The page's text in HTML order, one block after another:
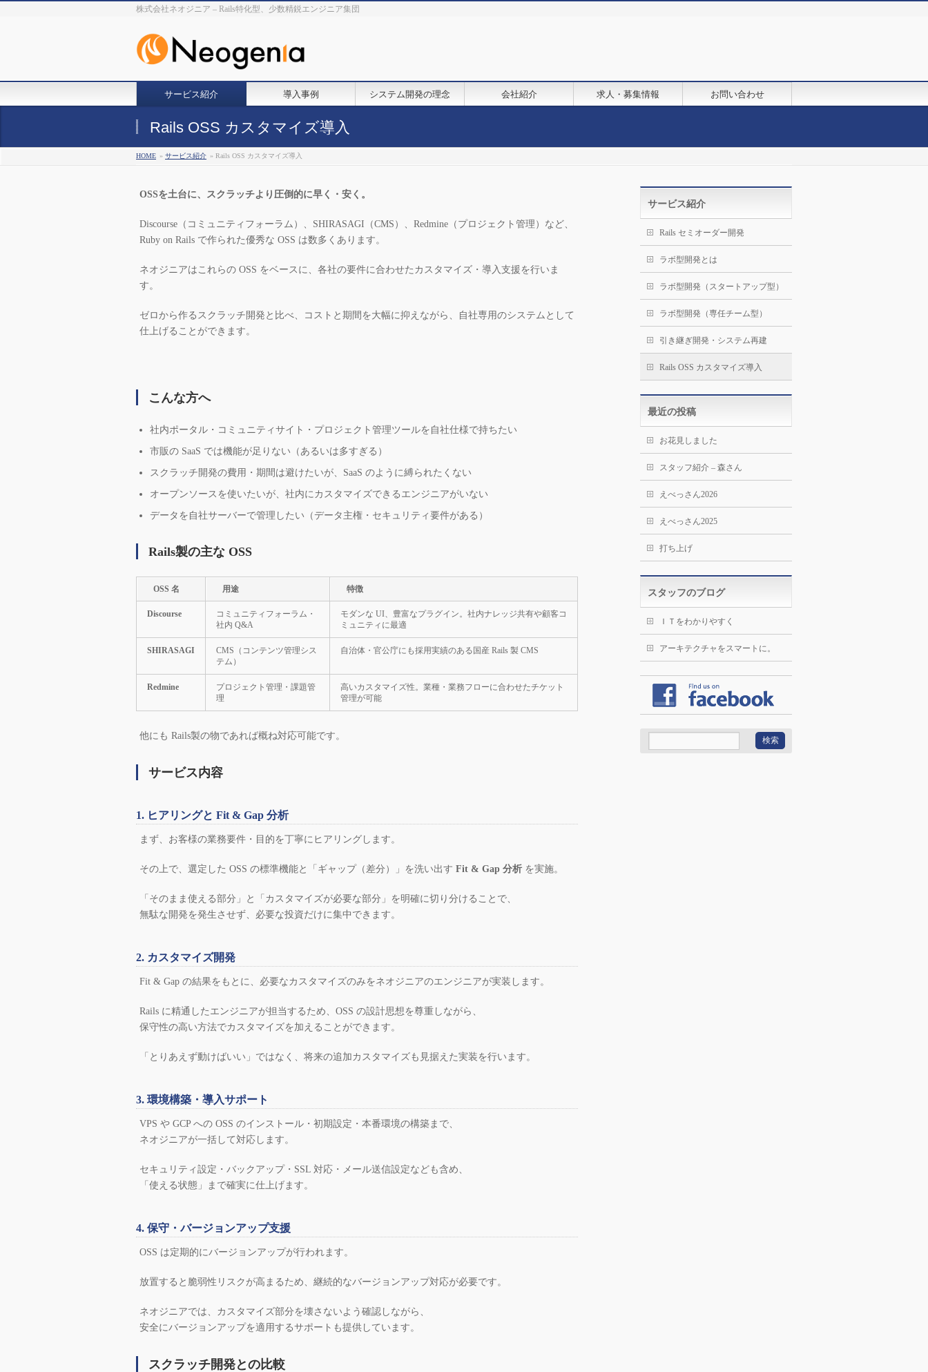
株式会社ネオジニア – Rails特化型、少数精鋭エンジニア集団
サービス紹介 導入事例 システム開発の理念 会社紹介 求人・募集情報 お問い合わせ
Rails OSS カスタマイズ導入
HOME » サービス紹介 » Rails OSS カスタマイズ導入
OSSを土台に、スクラッチより圧倒的に早く・安く。
Discourse（コミュニティフォーラム）、SHIRASAGI（CMS）、Redmine（プロジェクト管理）など、
Ruby on Rails で作られた優秀な OSS は数多くあります。
ネオジニアはこれらの OSS をベースに、各社の要件に合わせたカスタマイズ・導入支援を行いま
す。
ゼロから作るスクラッチ開発と比べ、コストと期間を大幅に抑えながら、自社専用のシステムとして
仕上げることができます。
こんな方へ
社内ポータル・コミュニティサイト・プロジェクト管理ツールを自社仕様で持ちたい
市販の SaaS では機能が足りない（あるいは多すぎる）
スクラッチ開発の費用・期間は避けたいが、SaaS のように縛られたくない
オープンソースを使いたいが、社内にカスタマイズできるエンジニアがいない
データを自社サーバーで管理したい（データ主権・セキュリティ要件がある）
Rails製の主な OSS
OSS 名 用途 特徴
Discourse
コミュニティフォーラム・
社内 Q&A
モダンな UI、豊富なプラグイン。社内ナレッジ共有や顧客コ
ミュニティに最適
SHIRASAGI
CMS（コンテンツ管理シス
テム）
自治体・官公庁にも採用実績のある国産 Rails 製 CMS
Redmine
プロジェクト管理・課題管
理
高いカスタマイズ性。業種・業務フローに合わせたチケット
管理が可能
他にも Rails製の物であれば概ね対応可能です。
サービス内容
1. ヒアリングと Fit & Gap 分析
まず、お客様の業務要件・目的を丁寧にヒアリングします。
その上で、選定した OSS の標準機能と「ギャップ（差分）」を洗い出す Fit & Gap 分析 を実施。
「そのまま使える部分」と「カスタマイズが必要な部分」を明確に切り分けることで、
無駄な開発を発生させず、必要な投資だけに集中できます。
2. カスタマイズ開発
Fit & Gap の結果をもとに、必要なカスタマイズのみをネオジニアのエンジニアが実装します。
Rails に精通したエンジニアが担当するため、OSS の設計思想を尊重しながら、
保守性の高い方法でカスタマイズを加えることができます。
「とりあえず動けばいい」ではなく、将来の追加カスタマイズも見据えた実装を行います。
3. 環境構築・導入サポート
VPS や GCP への OSS のインストール・初期設定・本番環境の構築まで、
ネオジニアが一括して対応します。
セキュリティ設定・バックアップ・SSL 対応・メール送信設定なども含め、
「使える状態」まで確実に仕上げます。
4. 保守・バージョンアップ支援
OSS は定期的にバージョンアップが行われます。
放置すると脆弱性リスクが高まるため、継続的なバージョンアップ対応が必要です。
ネオジニアでは、カスタマイズ部分を壊さないよう確認しながら、
安全にバージョンアップを適用するサポートも提供しています。
スクラッチ開発との比較
サービス紹介
Rails セミオーダー開発
ラボ型開発とは
ラボ型開発（スタートアップ型）
ラボ型開発（専任チーム型）
引き継ぎ開発・システム再建
Rails OSS カスタマイズ導入
最近の投稿
お花見しました
スタッフ紹介 – 森さん
えべっさん2026
えべっさん2025
打ち上げ
スタッフのブログ
ＩＴをわかりやすく
アーキテクチャをスマートに。